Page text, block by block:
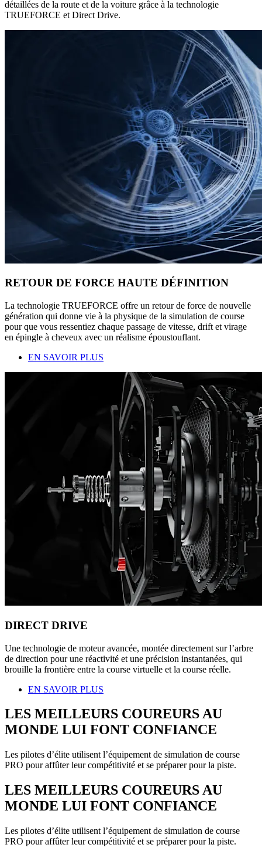
détaillées de la route et de la voiture grâce à la technologie
TRUEFORCE et Direct Drive.
RETOUR DE FORCE HAUTE DÉFINITION
La technologie TRUEFORCE offre un retour de force de nouvelle
génération qui donne vie à la physique de la simulation de course
pour que vous ressentiez chaque passage de vitesse, drift et virage
en épingle à cheveux avec un réalisme époustouflant.
EN SAVOIR PLUS
DIRECT DRIVE
Une technologie de moteur avancée, montée directement sur l’arbre
de direction pour une réactivité et une précision instantanées, qui
brouille la frontière entre la course virtuelle et la course réelle.
EN SAVOIR PLUS
LES MEILLEURS COUREURS AU
MONDE LUI FONT CONFIANCE
Les pilotes d’élite utilisent l’équipement de simulation de course
PRO pour affûter leur compétitivité et se préparer pour la piste.
LES MEILLEURS COUREURS AU
MONDE LUI FONT CONFIANCE
Les pilotes d’élite utilisent l’équipement de simulation de course
PRO pour affûter leur compétitivité et se préparer pour la piste.